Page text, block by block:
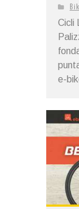
Cicli
e-